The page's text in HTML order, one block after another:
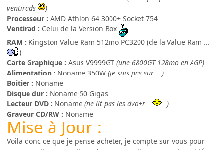
ventirads
)
Processeur : AMD Athlon 64 3000+ Socket 754
Ventirad : Celui de la Version Box
RAM : Kingston Value Ram 512mo PC3200 (de la Value Ram ...
)
Carte Graphique : Asus V9999GT (une 6800GT 128mo en AGP)
Alimentation : Noname 350W (je suis pas sur ...)
Boitier : Noname
Disque dur : Noname 50 Gigas
Lecteur DVD : Noname (ne lit pas les dvd+r
)
Graveur CD/RW : Noname
Mise à Jour :
Voila donc ce que je pense acheter, je compte sur vous pour